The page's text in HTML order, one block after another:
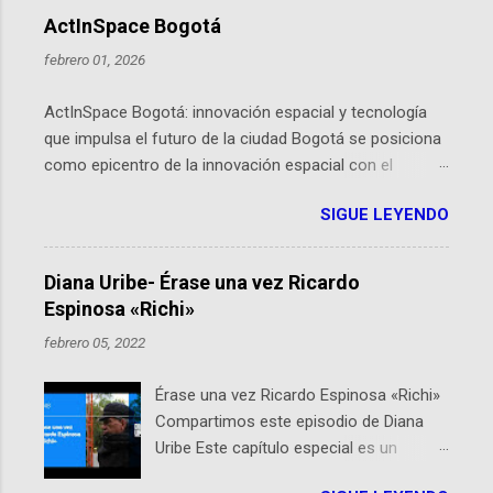
ActInSpace Bogotá
febrero 01, 2026
ActInSpace Bogotá: innovación espacial y tecnología
que impulsa el futuro de la ciudad Bogotá se posiciona
como epicentro de la innovación espacial con el
hackathon global que convierte tecnologías de la
Agencia Espacial Europea en soluciones prácticas para
la vida cotidiana. Este evento, organizado por el
Planetario de Bogotá del Idartes y la Universidad de los
Andes, reúne a expertos como el presidente de Airbus
Colombia y líderes del sector aeroespacial para inspirar
por qué importa en Bogotá ActInSpace es una
competencia mundial que opera en más de 60
ciudades, donde participantes tienen 24 horas para
idear startups basadas en tecnologías espaciales
SIGUE LEYENDO
Diana Uribe- Érase una vez Ricardo
Espinosa «Richi»
febrero 05, 2022
Érase una vez Ricardo Espinosa «Richi»
Compartimos este episodio de Diana
Uribe Este capítulo especial es un